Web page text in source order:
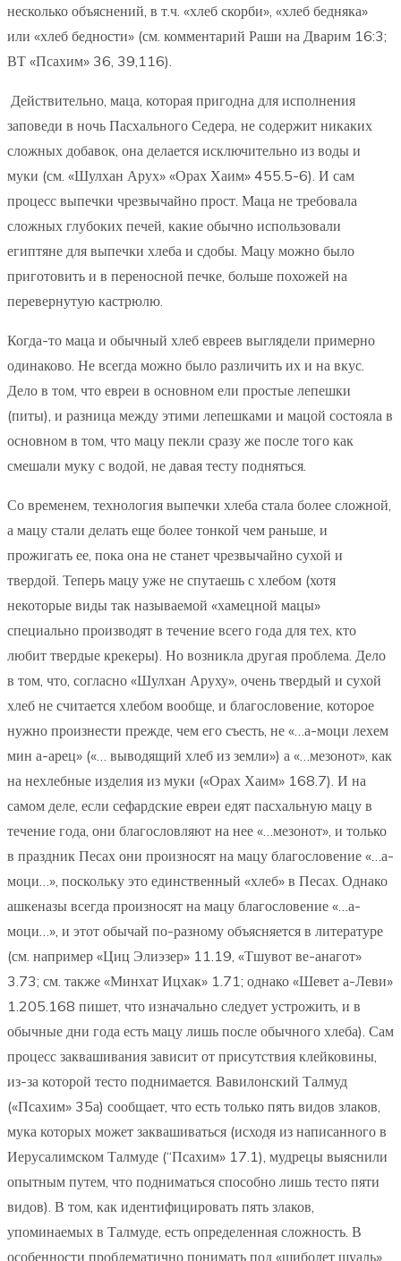
несколько объяснений, в т.ч. «хлеб скорби», «хлеб бедняка»
или «хлеб бедности» (см. комментарий Раши на Дварим 16:3;
ВТ «Псахим» 36, 39,116).
Действительно, маца, которая пригодна для исполнения
заповеди в ночь Пасхального Седера, не содержит никаких
сложных добавок, она делается исключительно из воды и
муки (см. «Шулхан Арух» «Орах Хаим» 455.5-6). И сам
процесс выпечки чрезвычайно прост. Маца не требовала
сложных глубоких печей, какие обычно использовали
египтяне для выпечки хлеба и сдобы. Мацу можно было
приготовить и в переносной печке, больше похожей на
перевернутую кастрюлю.
Когда-то маца и обычный хлеб евреев выглядели примерно
одинаково. Не всегда можно было различить их и на вкус.
Дело в том, что евреи в основном ели простые лепешки
(питы), и разница между этими лепешками и мацой состояла в
основном в том, что мацу пекли сразу же после того как
смешали муку с водой, не давая тесту подняться.
Со временем, технология выпечки хлеба стала более сложной,
а мацу стали делать еще более тонкой чем раньше, и
прожигать ее, пока она не станет чрезвычайно сухой и
твердой. Теперь мацу уже не спутаешь с хлебом (хотя
некоторые виды так называемой «хамецной мацы»
специально производят в течение всего года для тех, кто
любит твердые крекеры). Но возникла другая проблема. Дело
в том, что, согласно «Шулхан Аруху», очень твердый и сухой
хлеб не считается хлебом вообще, и благословение, которое
нужно произнести прежде, чем его съесть, не «…а-моци лехем
мин а-арец» («… выводящий хлеб из земли») а «…мезонот», как
на нехлебные изделия из муки («Орах Хаим» 168.7). И на
самом деле, если сефардские евреи едят пасхальную мацу в
течение года, они благословляют на нее «…мезонот», и только
в праздник Песах они произносят на мацу благословение «…а-
моци…», поскольку это единственный «хлеб» в Песах. Однако
ашкеназы всегда произносят на мацу благословение «…а-
моци…», и этот обычай по-разному объясняется в литературе
(см. например «Циц Элиэзер» 11.19, «Тшувот ве-анагот»
3.73; см. также «Минхат Ицхак» 1.71; однако «Шевет а-Леви»
1.205.168 пишет, что изначально следует устрожить, и в
обычные дни года есть мацу лишь после обычного хлеба). Сам
процесс заквашивания зависит от присутствия клейковины,
из-за которой тесто поднимается. Вавилонский Талмуд
(«Псахим» 35а) сообщает, что есть только пять видов злаков,
мука которых может заквашиваться (исходя из написанного в
Иерусалимском Талмуде (“Псахим» 17.1), мудрецы выяснили
опытным путем, что подниматься способно лишь тесто пяти
видов). В том, как идентифицировать пять злаков,
упоминаемых в Талмуде, есть определенная сложность. В
особенности проблематично понимать под «шиболет шуаль»